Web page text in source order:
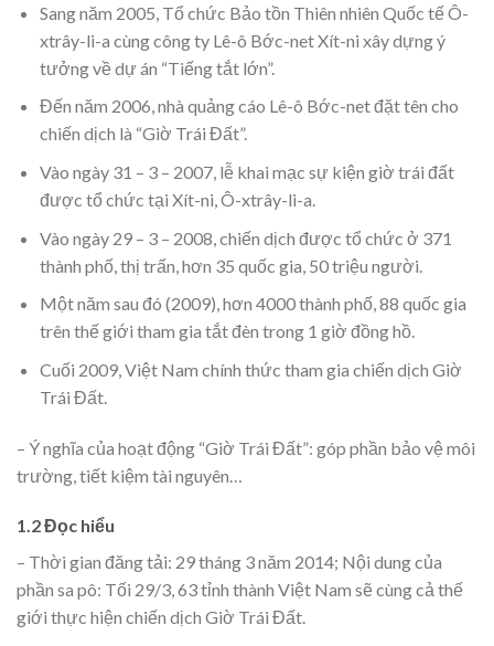
Sang năm 2005, Tổ chức Bảo tồn Thiên nhiên Quốc tế Ô-
xtrây-li-a cùng công ty Lê-ô Bớc-net Xít-ni xây dựng ý
tưởng về dự án “Tiếng tắt lớn”.
Đến năm 2006, nhà quảng cáo Lê-ô Bớc-net đặt tên cho
chiến dịch là “Giờ Trái Đất”.
Vào ngày 31 – 3 – 2007, lễ khai mạc sự kiện giờ trái đất
được tổ chức tại Xít-ni, Ô-xtrây-li-a.
Vào ngày 29 – 3 – 2008, chiến dịch được tổ chức ở 371
thành phố, thị trấn, hơn 35 quốc gia, 50 triệu người.
Một năm sau đó (2009), hơn 4000 thành phố, 88 quốc gia
trên thế giới tham gia tắt đèn trong 1 giờ đồng hồ.
Cuối 2009, Việt Nam chính thức tham gia chiến dịch Giờ
Trái Đất.
– Ý nghĩa của hoạt động “Giờ Trái Đất”: góp phần bảo vệ môi
trường, tiết kiệm tài nguyên…
1.2 Đọc hiểu
– Thời gian đăng tải: 29 tháng 3 năm 2014; Nội dung của
phần sa pô: Tối 29/3, 63 tỉnh thành Việt Nam sẽ cùng cả thế
giới thực hiện chiến dịch Giờ Trái Đất.